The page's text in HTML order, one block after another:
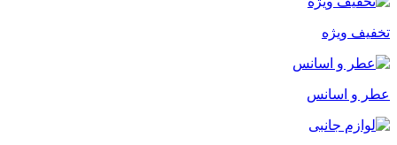
تخفیف ویژه
عطر و اسانس